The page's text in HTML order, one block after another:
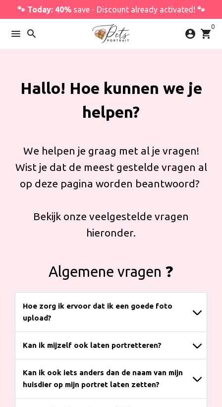
to
content
🐾 Today: 40% save - Discount already activated! 🐾
menu search account_circle shopping_cart
0
Hallo! Hoe kunnen we je
helpen?
We helpen je graag met al je vragen!
Wist je dat de meest gestelde vragen al
op deze pagina worden beantwoord?
Bekijk onze veelgestelde vragen
hieronder.
Algemene vragen ❓
Hoe zorg ik ervoor dat ik een goede foto
upload?
Kan ik mijzelf ook laten portretteren?
Kan ik ook iets anders dan de naam van mijn
huisdier op mijn portret laten zetten?